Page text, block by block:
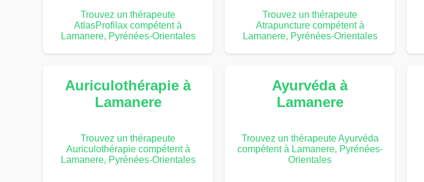
Trouvez un thérapeute
AtlasProfilax compétent à
Lamanere, Pyrénées-Orientales
Trouvez un thérapeute
Atrapuncture compétent à
Lamanere, Pyrénées-Orientales
Auriculothérapie à
Lamanere
Trouvez un thérapeute
Auriculothérapie compétent à
Lamanere, Pyrénées-Orientales
Ayurvéda à
Lamanere
Trouvez un thérapeute Ayurvéda
compétent à Lamanere, Pyrénées-
Orientales